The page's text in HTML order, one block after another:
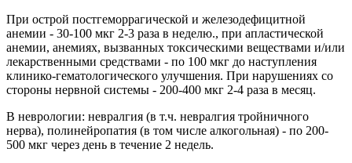
При острой постгеморрагической и железодефицитной
анемии - 30-100 мкг 2-3 раза в неделю., при апластической
анемии, анемиях, вызванных токсическими веществами и/или
лекарственными средствами - по 100 мкг до наступления
клинико-гематологического улучшения. При нарушениях со
стороны нервной системы - 200-400 мкг 2-4 раза в месяц.
В неврологии: невралгия (в т.ч. невралгия тройничного
нерва), полинейропатия (в том числе алкогольная) - по 200-
500 мкг через день в течение 2 недель.